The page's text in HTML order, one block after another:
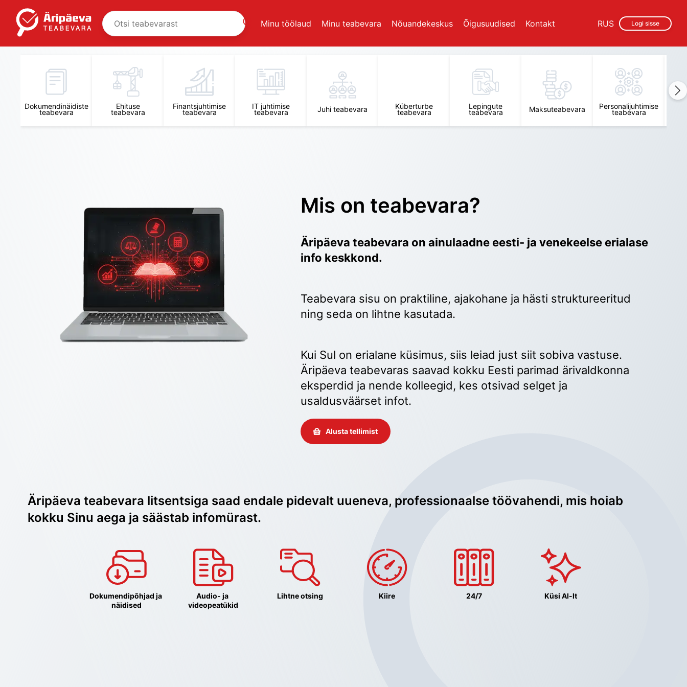
Minu töölaud Minu teabevara Nõuandekeskus Õigusuudised Kontakt Logi sisse
RUS
Dokumendinäidiste
teabevara
Ehituse
teabevara
Finantsjuhtimise
teabevara
IT juhtimise
teabevara Juhi teabevara Küberturbe
teabevara
Lepingute
teabevara Maksuteabevara Personalijuhtimise
teabevara
Mis on teabevara?
Äripäeva teabevara on ainulaadne eesti- ja venekeelse erialase
info keskkond.
Teabevara sisu on praktiline, ajakohane ja hästi struktureeritud
ning seda on lihtne kasutada.
Kui Sul on erialane küsimus, siis leiad just siit sobiva vastuse.
Äripäeva teabevaras saavad kokku Eesti parimad ärivaldkonna
eksperdid ja nende kolleegid, kes otsivad selget ja
usaldusväärset infot.
Alusta tellimist
Äripäeva teabevara litsentsiga saad endale pidevalt uueneva, professionaalse töövahendi, mis hoiab
kokku Sinu aega ja säästab infomürast.
Dokumendipõhjad ja
näidised
Audio- ja
videopeatükid
Lihtne otsing Kiire 24/7 Küsi AI-lt